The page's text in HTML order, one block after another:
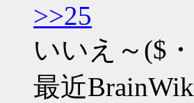
>>25
いいえ～($
最近